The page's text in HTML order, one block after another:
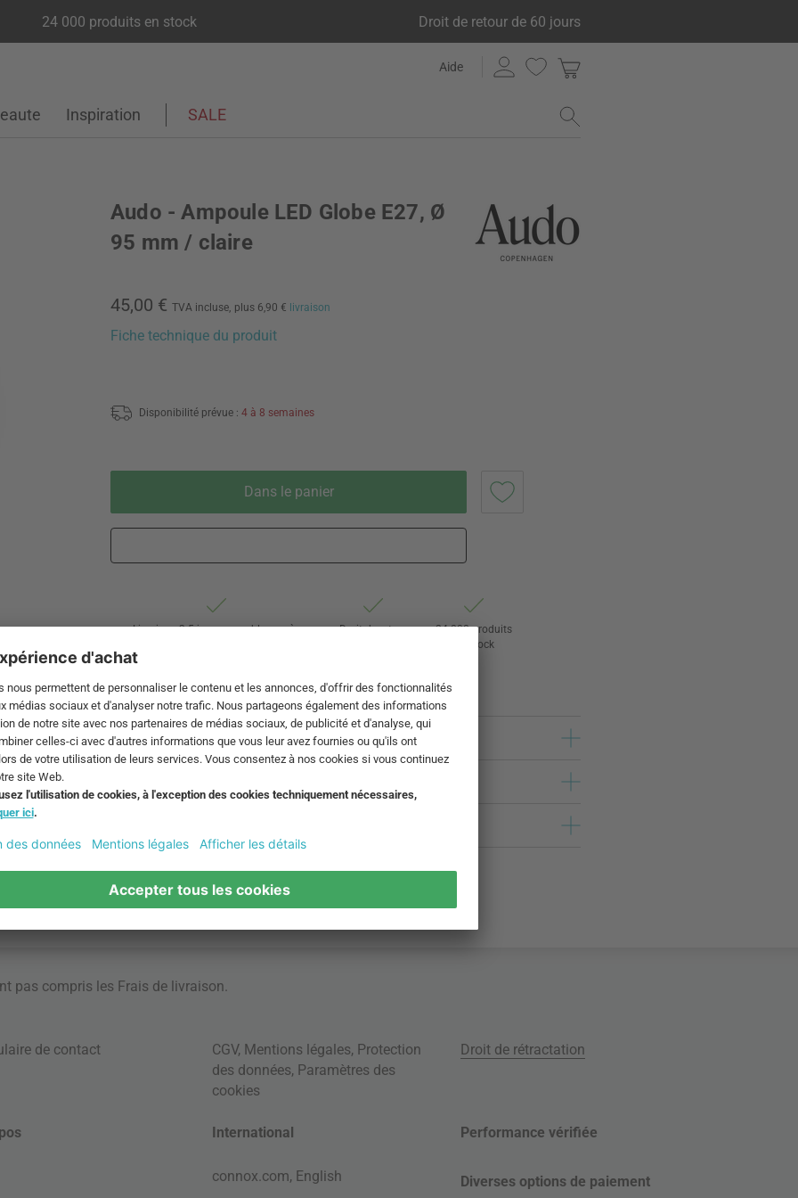
24 000 produits en stock Droit de retour de 60 jours
Aide
Inspiration SALE
Audo - Ampoule LED Globe E27, Ø
95 mm / claire
45,00 € TVA incluse, plus 6,90 € livraison
Fiche technique du produit
Disponibilité prévue : 4 à 8 semaines
Dans le panier
Livraison 3-5 jours ouvrables après
Droit de retour
24 000 produits
en stock
pas compris les Frais de livraison.
de contact CGV, Mentions légales, Protection
des données, Paramètres des
cookies
Droit de rétractation
International
connox.com, English
Performance vérifiée
Diverses options de paiement